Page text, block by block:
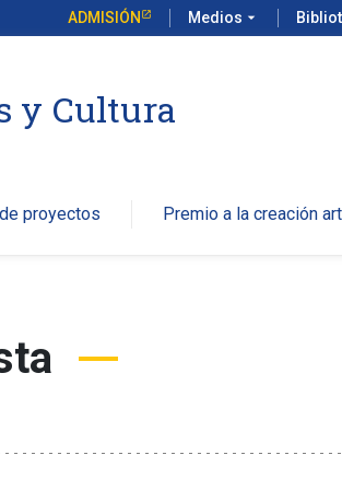
ADMISIÓN Medios arrow_drop_down
y Cultura
proyectos Premio a la creación